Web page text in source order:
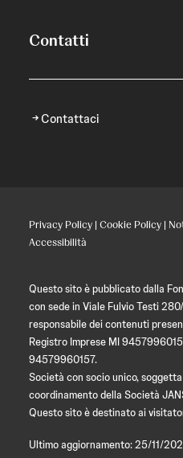
Contatti
Contattaci
Privacy Policy | Cookie Policy |
Accessibilità
Questo sito è pubblicato dalla
con sede in Viale Fulvio Testi
responsabile dei contenuti
Registro Imprese MI
94579960157.
Società con socio unico,
coordinamento della Società
Questo sito è destinato ai
Ultimo aggiornamento: 25/11/